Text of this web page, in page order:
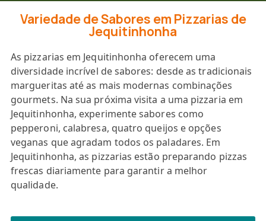
Variedade de Sabores em Pizzarias de
Jequitinhonha
As pizzarias em Jequitinhonha oferecem uma
diversidade incrível de sabores: desde as tradicionais
margueritas até as mais modernas combinações
gourmets. Na sua próxima visita a uma pizzaria em
Jequitinhonha, experimente sabores como
pepperoni, calabresa, quatro queijos e opções
veganas que agradam todos os paladares. Em
Jequitinhonha, as pizzarias estão preparando pizzas
frescas diariamente para garantir a melhor
qualidade.